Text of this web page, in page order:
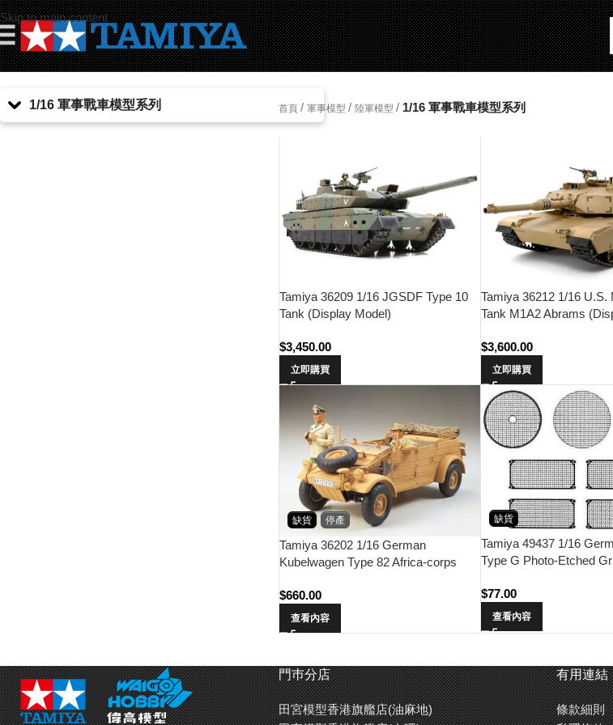
Skip to main content
1/16 軍事戰車模型系列 首頁 / 軍事模型 / 陸軍模型 / 1/16 軍事戰車模型系列
Tamiya 36209 1/16 JGSDF Type 10
Tank (Display Model)
$3,450.00
立即購買
Tamiya 36212 1/16 U.S.
Tank M1A2 Abrams
$3,600.00
立即購買
缺貨 停產
Tamiya 36202 1/16 German
Kubelwagen Type 82 Africa-corps
$660.00
查看內容
缺貨
Tamiya 49437 1/16
Type G Photo-Etched
$77.00
查看內容
門巿分店
田宮模型香港旗艦店(油麻地)
有用連結
條款細則